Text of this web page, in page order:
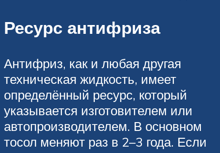
Ресурс антифриза
Антифриз, как и любая другая
техническая жидкость, имеет
определённый ресурс, который
указывается изготовителем или
автопроизводителем. В основном
тосол меняют раз в 2–3 года. Если